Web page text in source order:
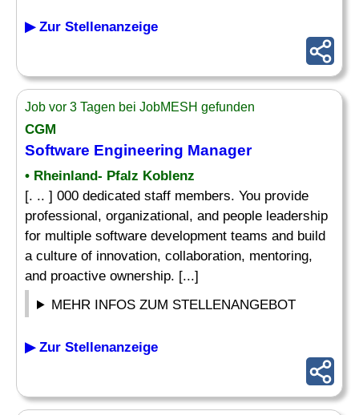
▶ Zur Stellenanzeige
Job vor 3 Tagen bei JobMESH gefunden
CGM
Software Engineering Manager
• Rheinland- Pfalz Koblenz
[. .. ] 000 dedicated staff members. You provide
professional, organizational, and people leadership
for multiple software development teams and build
a culture of innovation, collaboration, mentoring,
and proactive ownership. [...]
MEHR INFOS ZUM STELLENANGEBOT
▶ Zur Stellenanzeige